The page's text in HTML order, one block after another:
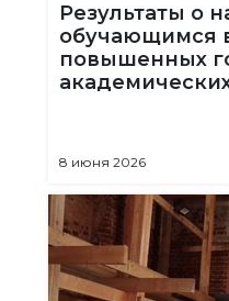
Результаты о
обучающимся
повышенных
8 июня 2026